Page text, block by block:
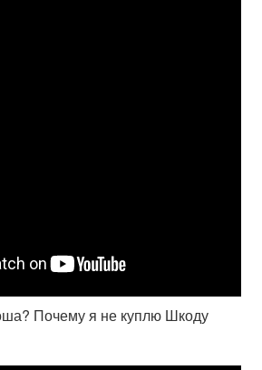
Почему я не куплю Шкоду